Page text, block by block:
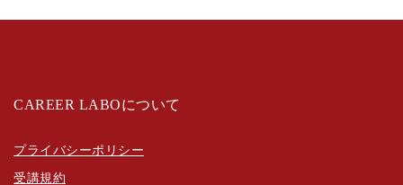
CAREER LABOについて
プライバシーポリシー
受講規約